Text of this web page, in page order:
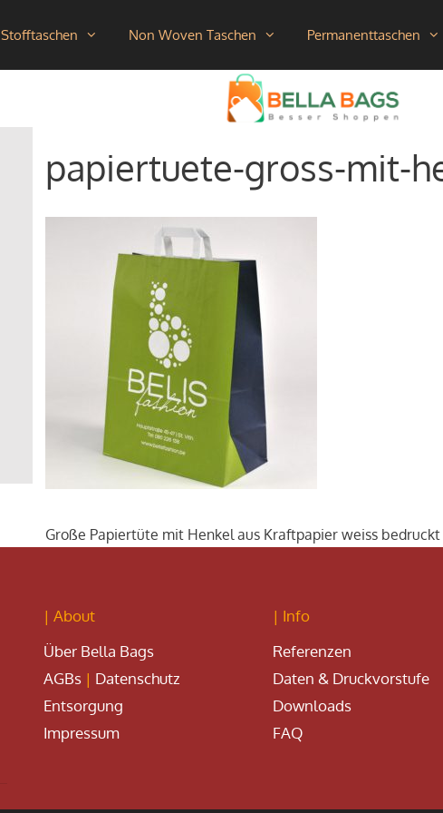
Stofftaschen Non Woven Taschen Permanenttaschen
papiertuete-gross-mit-
Große Papiertüte mit Henkel aus Kraftpapier weiss
| About
Über Bella Bags
AGBs| Datenschutz
Entsorgung
Impressum
| Info
Referenzen
Daten & Druckvorstufe
Downloads
FAQ